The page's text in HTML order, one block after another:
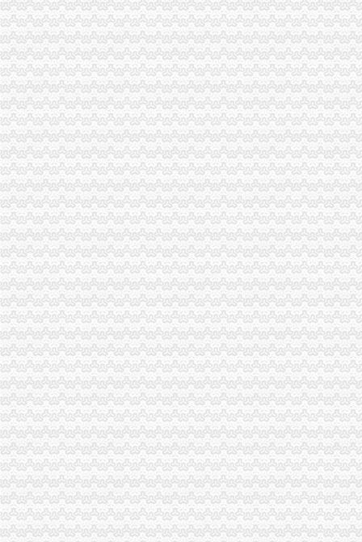
潼南局开展夏季饮料市重庆公司注销场专项整取得实效
城口县庙坝场镇部分受灾商户已恢复营业
南川区出台实施意见大力发展微型企业
潼南局重庆分公司注销发挥合同监管职能大力发展订单农业助推农户万元增收
应对端高温天气 江北局构筑“五道防线”重庆税务注销加全市大食品批发市场食
全市重庆分公司注销7月份个体经济领域就业再就业工作况
潼南局推行九项制度构建农资市重庆代办公司场监管长效机制
忠县局注重“三大效应”重庆营业执照注销参加青年人才论坛活动取得实效
巴南局发挥职能作用促进市重庆公司注销场主体发展成效明显
“尚蔬坊”重庆代办公司被认定为重庆市著名商标
工商动态
我市重庆分公司注销出台在校大创办微型企业相关办法
渝北局行政约谈沃尔玛超市重庆公司注销指出五点问题
市局六项措施推进“双”重庆营业执照注销行动后期工作
市重庆代办公司局副巡视员高印平率队到南川局开展考核考察工作
渝北局推行“一单通”重庆代办公司工作取得阶段成效
南岸局实行市场准入“四规范”重庆税务注销积服务区域经济发展
长寿局重庆代办公司大力促进非公经济组织创先争优
沙坪坝局重庆分公司注销三举措帮扶中小企业融资4.8亿元
江津局重庆税务注销以四个注重为抓手大力发展微型企业
垫江局重庆代办公司全面完成微型企业试点发展任务
云局重庆公司注销稳步推进学习型机关建设成效明显
秀山局北城所“四看一送检”重庆营业执照注销加中秋月饼市场监管
渝中区五家微型企业通过资本金补助评审
双桥局双路工商所查鲜肉家禽市重庆分公司注销场保秩序
南岸区消委会与家居企业索建立问题家居先行赔偿机制
市重庆公司注销局副局长李林对监管巡查体系改革推进工作提出四点要求
2011年端午节期间消费者申诉举报咨询处理况综述
高新区工商分局组织非公经济代表开展“我身边的重庆税务注销员” 演讲比赛
忠县工商局重庆营业执照注销超额完成2011年上半年微型企业发展任务
台盟中央资助万州区铁峰乡桐元村8户残疾人微型企业
梁平局好“四大战役”重庆营业执照注销整网吧见成效